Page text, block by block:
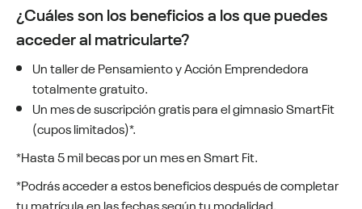
¿Cuáles son los beneficios a los que puedes
acceder al matricularte?
Un taller de Pensamiento y Acción Emprendedora
totalmente gratuito.
Un mes de suscripción gratis para el gimnasio SmartFit
(cupos limitados)*.
*Hasta 5 mil becas por un mes en Smart Fit.
*Podrás acceder a estos beneficios después de completar
tu matrícula en las fechas según tu modalidad.